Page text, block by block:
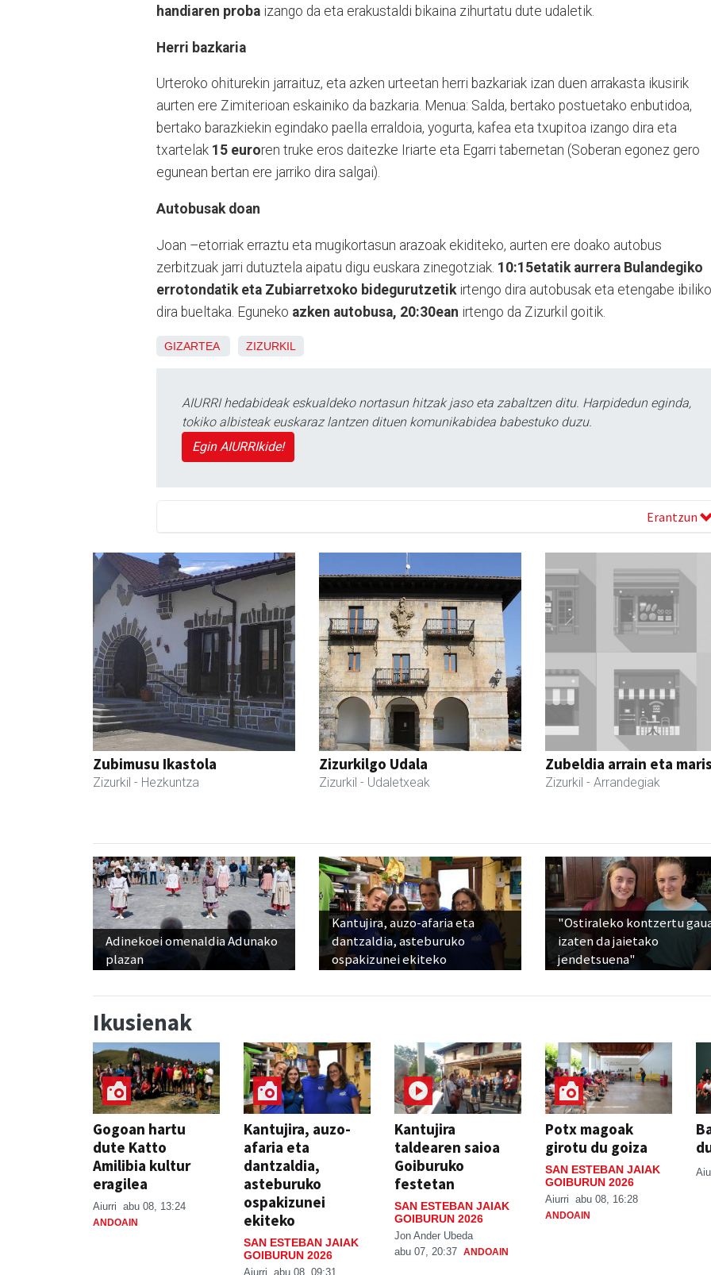
handiaren proba izango da eta erakustaldi bikaina zihurtatu dute udaletik.
Herri bazkaria
Urteroko ohiturekin jarraituz, eta azken urteetan herri bazkariak izan duen arrakasta ikusirik
aurten ere Zimiterioan eskainiko da bazkaria. Menua: Salda, bertako postuetako enbutidoa,
bertako barazkiekin egindako paella erraldoia, yogurta, kafea eta txupitoa izango dira eta
txartelak 15 euroren truke eros daitezke Iriarte eta Egarri tabernetan (Soberan egonez gero
egunean bertan ere jarriko dira salgai).
Autobusak doan
Joan –etorriak erraztu eta mugikortasun arazoak ekiditeko, aurten ere doako autobus
zerbitzuak jarri dutuztela aipatu digu euskara zinegotziak. 10:15etatik aurrera Bulandegiko
errotondatik eta Zubiarretxoko bidegurutzetik irtengo dira autobusak eta etengabe ibiliko
dira bueltaka. Eguneko azken autobusa, 20:30ean irtengo da Zizurkil goitik.
GIZARTEA ZIZURKIL
AIURRI hedabideak eskualdeko nortasun hitzak jaso eta zabaltzen ditu. Harpidedun eginda,
tokiko albisteak euskaraz lantzen dituen komunikabidea babestuko duzu.
Egin AIURRIkide!
Erantzun
Zubimusu Ikastola
Zizurkil - Hezkuntza
Zizurkilgo Udala
Zizurkil - Udaletxeak
Zubeldia arrain eta
Zizurkil - Arrandegiak
Adinekoei omenaldia Adunako
plazan
Kantujira, auzo-afaria eta
dantzaldia, asteburuko
ospakizunei ekiteko
"Ostiraleko kontzertu
izaten da jaietako
jendetsuena"
Ikusienak
Gogoan hartu
dute Katto
Amilibia kultur
eragilea
Aiurri abu 08, 13:24
ANDOAIN
Kantujira, auzo-
afaria eta
dantzaldia,
asteburuko
ospakizunei
ekiteko
SAN ESTEBAN JAIAK
GOIBURUN 2026
Aiurri abu 08, 09:31
Kantujira
taldearen saioa
Goiburuko
festetan
SAN ESTEBAN JAIAK
GOIBURUN 2026
Jon Ander Ubeda
abu 07, 20:37 ANDOAIN
Potx magoak
girotu du goiza
SAN ESTEBAN JAIAK
GOIBURUN 2026
Aiurri abu 08, 16:28
ANDOAIN